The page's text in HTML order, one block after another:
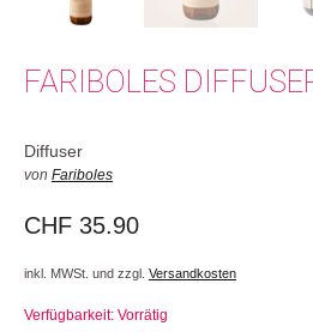
FARIBOLES
Diffuser
von Fariboles
CHF 35.90
inkl. MWSt. und zzgl. Versandkosten
Verfügbarkeit: Vorrätig